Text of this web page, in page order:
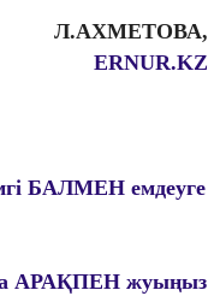
Л.АХМЕТОВА,
ERNUR.KZ
БАЛМЕН емдеуге
АРАҚПЕН жуыңыз